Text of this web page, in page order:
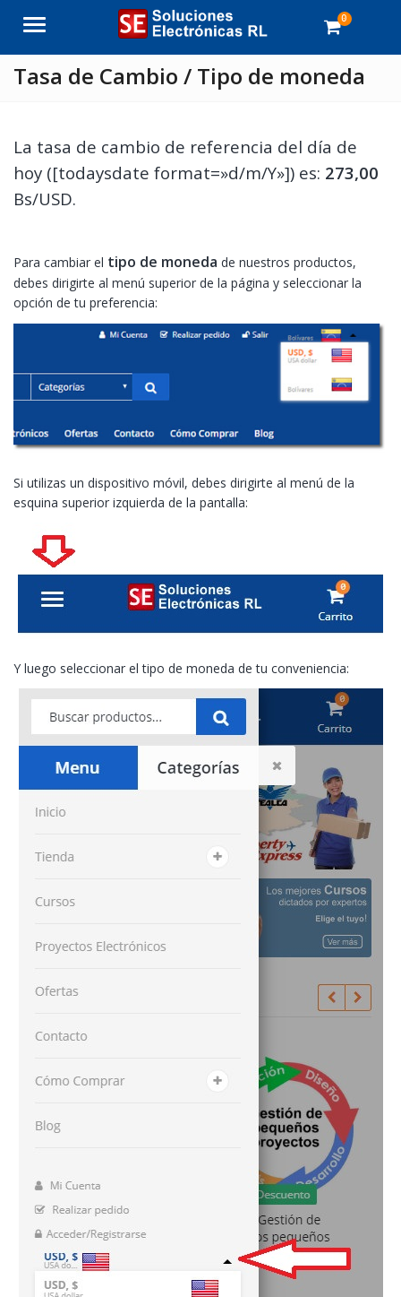
Menu 0
Tasa de Cambio / Tipo de moneda
La tasa de cambio de referencia del día de
hoy ([todaysdate format=»d/m/Y»]) es: 273,00
Bs/USD.
Para cambiar el tipo de moneda de nuestros productos,
debes dirigirte al menú superior de la página y seleccionar la
opción de tu preferencia:
Si utilizas un dispositivo móvil, debes dirigirte al menú de la
esquina superior izquierda de la pantalla:
Y luego seleccionar el tipo de moneda de tu conveniencia: